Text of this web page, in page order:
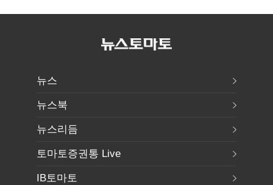
발행…빠듯한
무엇이 '중요한
보이스피싱 공시
뉴스
뉴스북
뉴스리듬
토마토증권통 Live
IB토마토